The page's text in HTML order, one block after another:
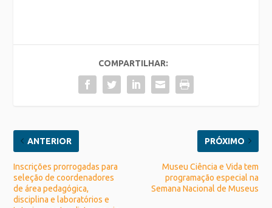
COMPARTILHAR:
ANTERIOR
Inscrições prorrogadas para
seleção de coordenadores
de área pedagógica,
disciplina e laboratórios e
PRÓXIMO
Museu Ciência e Vida tem
programação especial na
Semana Nacional de Museus